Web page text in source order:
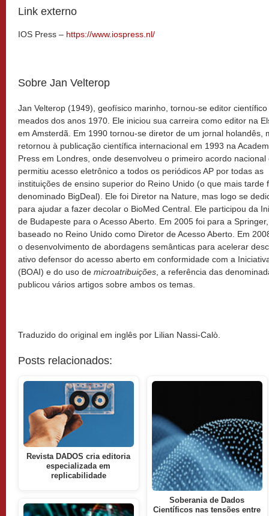
Link externo
IOS Press – https://www.iospress.nl/
Sobre Jan Velterop
Jan Velterop (1949), geofísico marinho, tornou-se editor científico
meados dos anos 1970. Ele iniciou sua carreira como editor na
em Amsterdã. Em 1990 tornou-se diretor de um jornal holandês,
retornou à publicação científica internacional em 1993 na
Press em Londres, onde desenvolveu o primeiro acordo nacional
permitiu acesso eletrônico a todos os periódicos AP por todas as
instituições de ensino superior do Reino Unido (o que mais tarde
denominado BigDeal). Ele foi Diretor na Nature, mas logo se
para ajudar a fazer decolar o BioMed Central. Ele participou da
de Budapeste para o Acesso Aberto. Em 2005 foi para a Springer,
baseado no Reino Unido como Diretor de Acesso Aberto. Em
o desenvolvimento de abordagens semânticas para acelerar
ativo defensor do acesso aberto em conformidade com a
(BOAI) e do uso de microatribuições , a referência das
publicou vários artigos sobre ambos os temas.
Traduzido do original em inglês por Lilian Nassi-Calò.
Posts relacionados:
Revista DADOS cria editoria
especializada em
replicabilidade
Soberania de Dados
Científicos nas tensões entre